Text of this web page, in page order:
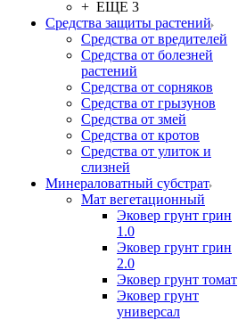
+ ЕЩЕ 3
Средства защиты растений
Средства от вредителей
Средства от болезней
растений
Средства от сорняков
Средства от грызунов
Средства от змей
Средства от кротов
Средства от улиток и
слизней
Минераловатный субстрат
Мат вегетационный
Эковер грунт грин
1.0
Эковер грунт грин
2.0
Эковер грунт томат
Эковер грунт
универсал